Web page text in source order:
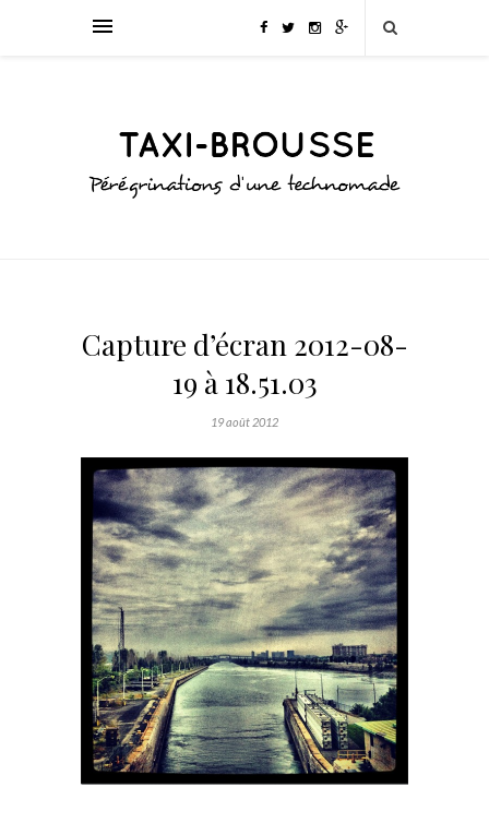
Capture d’écran 2012-08-
19 à 18.51.03
19 août 2012